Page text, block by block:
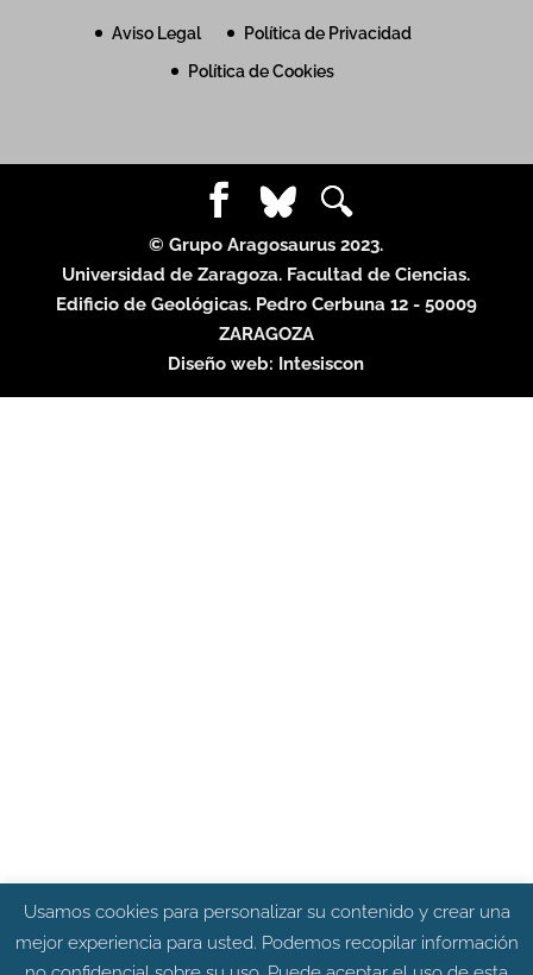
Aviso Legal
Política de Privacidad
Política de Cookies
© Grupo Aragosaurus 2023.
Universidad de Zaragoza. Facultad de Ciencias.
Edificio de Geológicas. Pedro Cerbuna 12 - 50009
ZARAGOZA
Diseño web: Intesiscon
Usamos cookies para personalizar su contenido y crear una
mejor experiencia para usted. Podemos recopilar información